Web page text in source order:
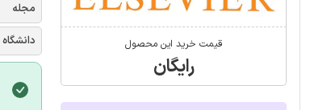
قیمت خرید این محصول
رایگان
مجله
دانشگاه